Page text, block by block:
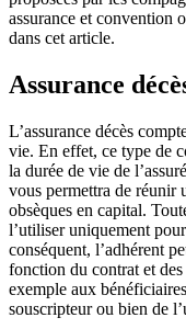
assurance et convention
dans cet article.
Assurance
L’assurance décès
vie. En effet, ce type de
la durée de vie de
vous permettra de réunir
obsèques en capital.
l’utiliser uniquement pour
conséquent, l’adhérent
fonction du contrat et
exemple aux
souscripteur ou bien de